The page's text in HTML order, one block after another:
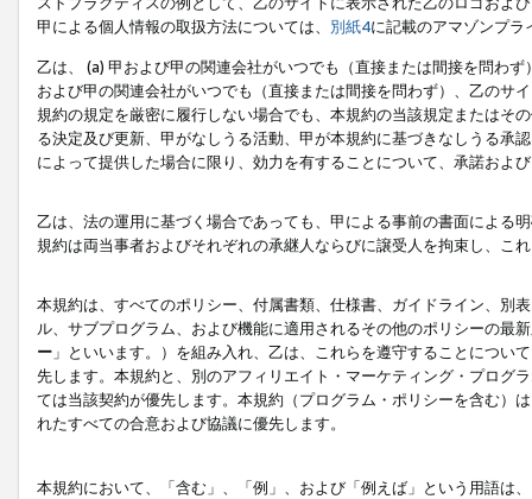
甲による個人情報の取扱方法については、 別紙4に記載のアマゾンプ
乙は、 (a) 甲および甲の関連会社がいつでも（直接または間接を問わ
および甲の関連会社がいつでも（直接または間接を問わず）、乙のサ
規約の規定を厳密に履行しない場合でも、本規約の当該規定またはそ
る決定及び更新、甲がなしうる活動、甲が本規約に基づきなしうる承
によって提供した場合に限り、効力を有することについて、承諾およ
乙は、法の運用に基づく場合であっても、甲による事前の書面による
規約は両当事者およびそれぞれの承継人ならびに譲受人を拘束し、こ
本規約は、すべてのポリシー、付属書類、仕様書、ガイドライン、別
ル、サブプログラム、および機能に適用されるその他のポリシーの最
ー 」といいます。）を組み入れ、乙は、これらを遵守することにつ
先します。本規約と、別のアフィリエイト・マーケティング・プログ
ては当該契約が優先します。本規約（プログラム・ポリシーを含む）
れたすべての合意および協議に優先します。
本規約において、「含む」、「例」、および「例えば」という用語は